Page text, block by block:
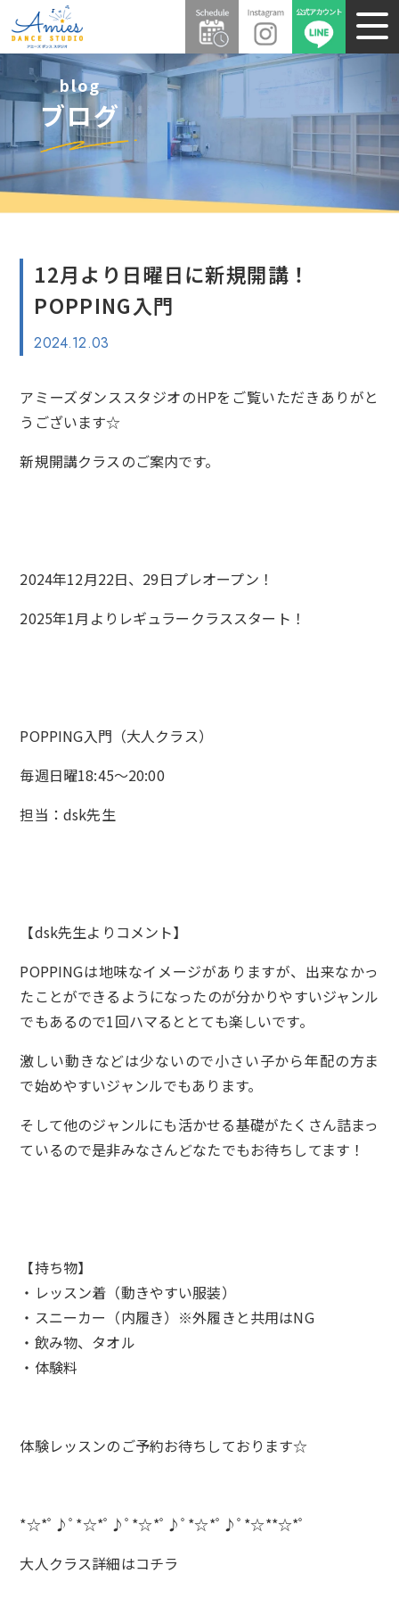
blog
ブログ
12月より日曜日に新規開講！
POPPING入門
2024.12.03
アミーズダンススタジオのHPをご覧いただきありがと
うございます☆
新規開講クラスのご案内です。
2024年12月22日、29日プレオープン！
2025年1月よりレギュラークラススタート！
POPPING入門（大人クラス）
毎週日曜18:45～20:00
担当：dsk先生
【dsk先生よりコメント】
POPPINGは地味なイメージがありますが、出来なかっ
たことができるようになったのが分かりやすいジャンル
でもあるので1回ハマるととても楽しいです。
激しい動きなどは少ないので小さい子から年配の方ま
で始めやすいジャンルでもあります。
そして他のジャンルにも活かせる基礎がたくさん詰まっ
ているので是非みなさんどなたでもお待ちしてます！
【持ち物】
・レッスン着（動きやすい服装）
・スニーカー（内履き）※外履きと共用はNG
・飲み物、タオル
・体験料
体験レッスンのご予約お待ちしております☆
*☆*ﾟ♪ﾟ*☆*ﾟ♪ﾟ*☆*ﾟ♪ﾟ*☆*ﾟ♪ﾟ*☆**☆*ﾟ
大人クラス詳細はコチラ